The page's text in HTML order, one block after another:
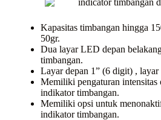
Kapasitas timbangan hingga
50gr.
Dua layar LED depan
timbangan.
Layar depan 1” (6 digit) ,
Memiliki pengaturan intensitas
indikator timbangan.
Memiliki opsi untuk
indikator timbangan.